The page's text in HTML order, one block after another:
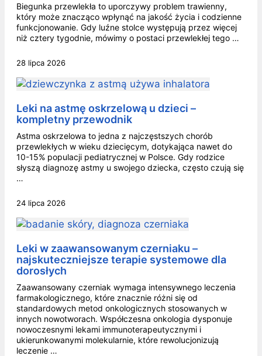
Biegunka przewlekła to uporczywy problem trawienny,
który może znacząco wpłynąć na jakość życia i codzienne
funkcjonowanie. Gdy luźne stolce występują przez więcej
niż cztery tygodnie, mówimy o postaci przewlekłej tego …
28 lipca 2026
Leki na astmę oskrzelową u dzieci –
kompletny przewodnik
Astma oskrzelowa to jedna z najczęstszych chorób
przewlekłych w wieku dziecięcym, dotykająca nawet do
10-15% populacji pediatrycznej w Polsce. Gdy rodzice
słyszą diagnozę astmy u swojego dziecka, często czują się
…
24 lipca 2026
Leki w zaawansowanym czerniaku –
najskuteczniejsze terapie systemowe dla
dorosłych
Zaawansowany czerniak wymaga intensywnego leczenia
farmakologicznego, które znacznie różni się od
standardowych metod onkologicznych stosowanych w
innych nowotworach. Współczesna onkologia dysponuje
nowoczesnymi lekami immunoterapeutycznymi i
ukierunkowanymi molekularnie, które rewolucjonizują
leczenie …